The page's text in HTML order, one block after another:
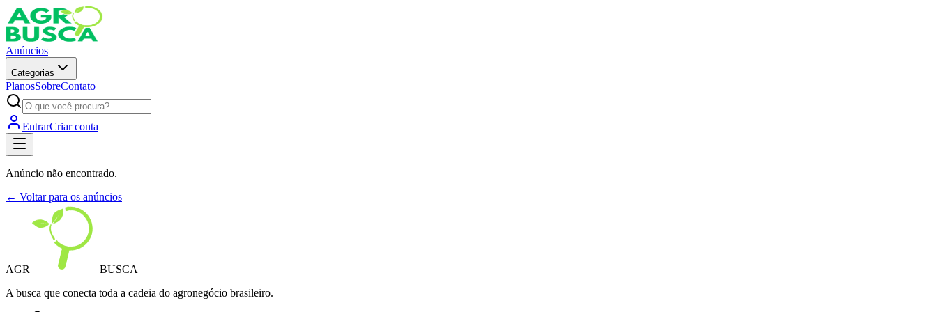
Anúncios
Categorias
PlanosSobreContato
EntrarCriar conta
Anúncio não encontrado.
← Voltar para os anúncios
AGR
BUSCA
A busca que conecta toda a cadeia do agronegócio brasileiro.